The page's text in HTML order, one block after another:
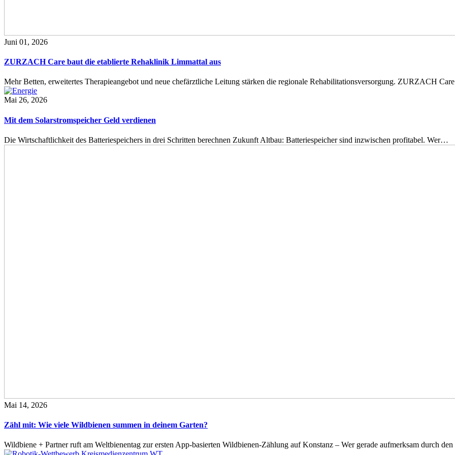
Juni 01, 2026
ZURZACH Care baut die etablierte Rehaklinik Limmattal aus
Mehr Betten, erweitertes Therapieangebot und neue chefärztliche Leitung stärken die regionale Rehabilitationsversorgung. ZURZACH
Mai 26, 2026
Mit dem Solarstromspeicher Geld verdienen
Die Wirtschaftlichkeit des Batteriespeichers in drei Schritten berechnen Zukunft Altbau: Batteriespeicher sind inzwischen profitabel. Wer…
Mai 14, 2026
Zähl mit: Wie viele Wildbienen summen in deinem Garten?
Wildbiene + Partner ruft am Weltbienentag zur ersten App-basierten Wildbienen-Zählung auf Konstanz – Wer gerade aufmerksam durch